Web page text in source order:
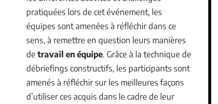
pratiquées lors de cet événement, les
équipes sont amenées à réfléchir dans ce
sens, à remettre en question leurs manières
de travail en équipe. Grâce à la technique de
débriefings constructifs, les participants sont
amenés à réfléchir sur les meilleures façons
d’utiliser ces acquis dans le cadre de leur